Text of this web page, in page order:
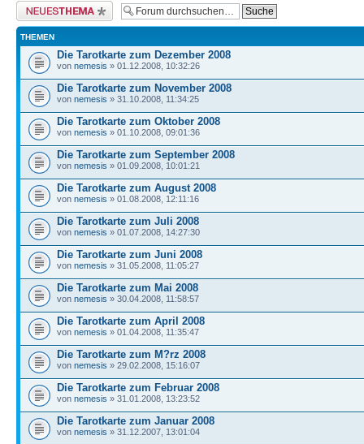
Neues Thema erstellen
THEMEN
Die Tarotkarte zum Dezember 2008
von nemesis » 01.12.2008, 10:32:26
Die Tarotkarte zum November 2008
von nemesis » 31.10.2008, 11:34:25
Die Tarotkarte zum Oktober 2008
von nemesis » 01.10.2008, 09:01:36
Die Tarotkarte zum September 2008
von nemesis » 01.09.2008, 10:01:21
Die Tarotkarte zum August 2008
von nemesis » 01.08.2008, 12:11:16
Die Tarotkarte zum Juli 2008
von nemesis » 01.07.2008, 14:27:30
Die Tarotkarte zum Juni 2008
von nemesis » 31.05.2008, 11:05:27
Die Tarotkarte zum Mai 2008
von nemesis » 30.04.2008, 11:58:57
Die Tarotkarte zum April 2008
von nemesis » 01.04.2008, 11:35:47
Die Tarotkarte zum M?rz 2008
von nemesis » 29.02.2008, 15:16:07
Die Tarotkarte zum Februar 2008
von nemesis » 31.01.2008, 13:23:52
Die Tarotkarte zum Januar 2008
von nemesis » 31.12.2007, 13:01:04